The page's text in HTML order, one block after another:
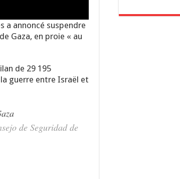
a annoncé suspendre
Gaza, en proie « au
de 29 195
guerre entre Israël et
de Seguridad de